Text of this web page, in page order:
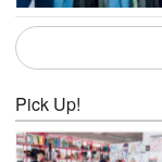
Pick Up!